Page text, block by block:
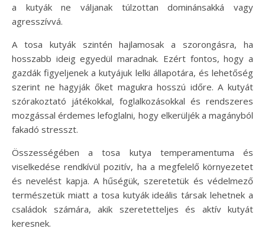
a kutyák ne váljanak túlzottan dominánsakká vagy
agresszívvá.
A tosa kutyák szintén hajlamosak a szorongásra, ha
hosszabb ideig egyedül maradnak. Ezért fontos, hogy a
gazdák figyeljenek a kutyájuk lelki állapotára, és lehetőség
szerint ne hagyják őket magukra hosszú időre. A kutyát
szórakoztató játékokkal, foglalkozásokkal és rendszeres
mozgással érdemes lefoglalni, hogy elkerüljék a magányból
fakadó stresszt.
Összességében a tosa kutya temperamentuma és
viselkedése rendkívül pozitív, ha a megfelelő környezetet
és nevelést kapja. A hűségük, szeretetük és védelmező
természetük miatt a tosa kutyák ideális társak lehetnek a
családok számára, akik szeretetteljes és aktív kutyát
keresnek.